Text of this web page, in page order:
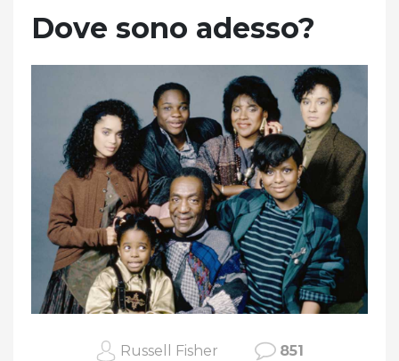
Dove sono adesso?
Russell Fisher 851